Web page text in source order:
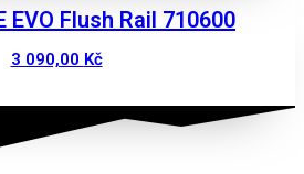
EVO Flush Rail 710600
3 090,00 Kč